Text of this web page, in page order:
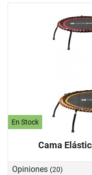
En Stock
Cama
Opiniones (20)